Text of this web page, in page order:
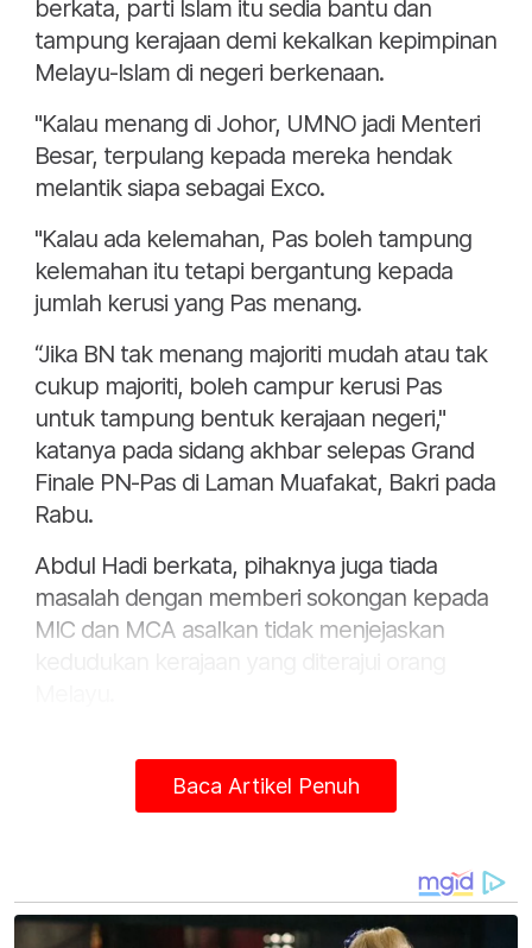
berkata, parti Islam itu sedia bantu dan
tampung kerajaan demi kekalkan kepimpinan
Melayu-Islam di negeri berkenaan.
"Kalau menang di Johor, UMNO jadi Menteri
Besar, terpulang kepada mereka hendak
melantik siapa sebagai Exco.
"Kalau ada kelemahan, Pas boleh tampung
kelemahan itu tetapi bergantung kepada
jumlah kerusi yang Pas menang.
“Jika BN tak menang majoriti mudah atau tak
cukup majoriti, boleh campur kerusi Pas
untuk tampung bentuk kerajaan negeri,"
katanya pada sidang akhbar selepas Grand
Finale PN-Pas di Laman Muafakat, Bakri pada
Rabu.
Abdul Hadi berkata, pihaknya juga tiada
masalah dengan memberi sokongan kepada
MIC dan MCA asalkan tidak menjejaskan
Baca Artikel Penuh